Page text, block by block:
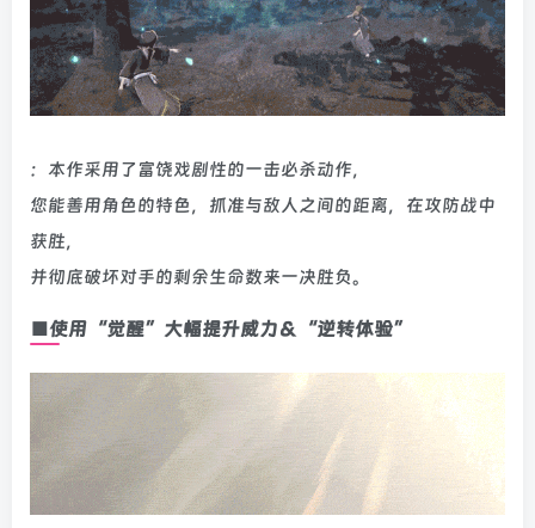
：本作采用了富饶戏剧性的一击必杀动作，
您能善用角色的特色，抓准与敌人之间的距离，在攻防战中
获胜，
并彻底破坏对手的剩余生命数来一决胜负。
■使用“觉醒”大幅提升威力＆“逆转体验”